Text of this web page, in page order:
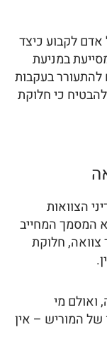
לקבוע כיצד
במניעת
להתעורר בעקבות
כי חלוקת
את דיני הצוואות
המסמך המחייב
צוואה, חלוקת
ואולם מי
של המוריש – אין